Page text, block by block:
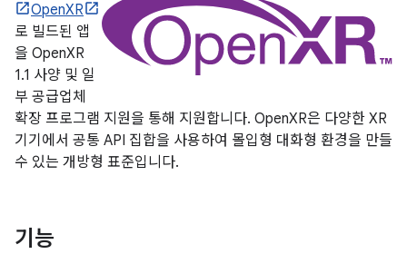
OpenXR
로 빌드된 앱
을 OpenXR
1.1 사양 및 일
부 공급업체
확장 프로그램 지원을 통해 지원합니다. OpenXR은 다양한 XR
기기에서 공통 API 집합을 사용하여 몰입형 대화형 환경을 만들
수 있는 개방형 표준입니다.
기능